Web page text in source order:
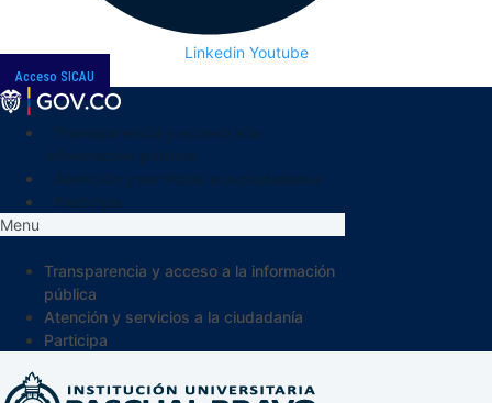
Linkedin Youtube
Acceso SICAU
Menu
Transparencia y acceso a la información
pública
Atención y servicios a la ciudadanía
Participa